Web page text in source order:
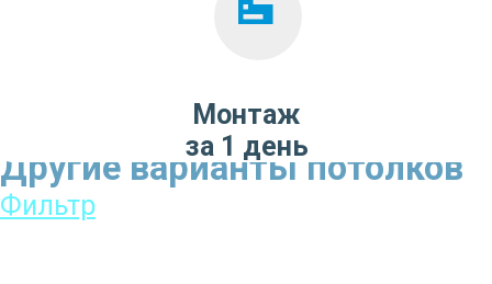
Монтаж
за 1 день
Фильтр
Другие варианты потолков